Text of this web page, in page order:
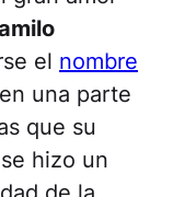
el nombre
una parte
que su
hizo un